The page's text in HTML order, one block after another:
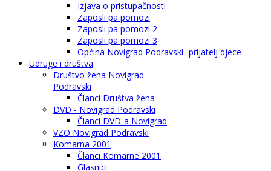
Izjava o pristupačnosti
Zaposli pa pomozi
Zaposli pa pomozi 2
Zaposli pa pomozi 3
Općina Novigrad Podravski- prijatelj djece
Udruge i društva
Društvo žena Novigrad
Podravski
Članci Društva žena
DVD - Novigrad Podravski
Članci DVD-a Novigrad
VZO Novigrad Podravski
Komarna 2001
Članci Komarne 2001
Glasnici